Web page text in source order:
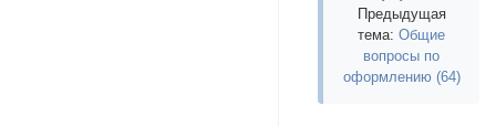
Предыдущая
тема:Общие
вопросы по
оформлению (64)